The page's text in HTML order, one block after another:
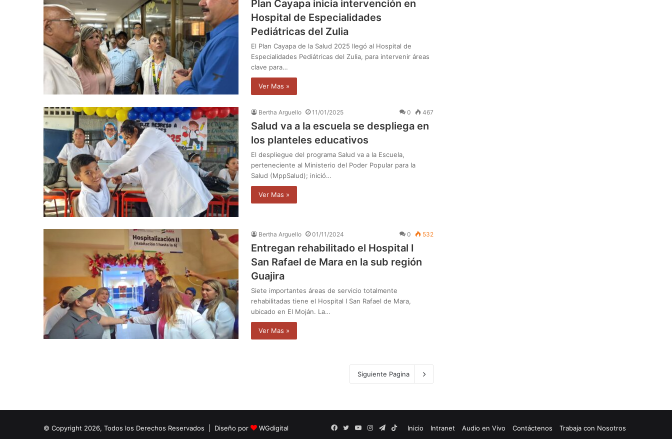
Plan Cayapa inicia intervención en
Hospital de Especialidades
Pediátricas del Zulia
El Plan Cayapa de la Salud 2025 llegó al Hospital de
Especialidades Pediátricas del Zulia, para intervenir áreas
clave para…
Ver Mas »
Bertha Arguello 11/01/2025 0 467
Salud va a la escuela se despliega en
los planteles educativos
El despliegue del programa Salud va a la Escuela,
perteneciente al Ministerio del Poder Popular para la
Salud (MppSalud); inició…
Ver Mas »
Bertha Arguello 01/11/2024 0 532
Entregan rehabilitado el Hospital I
San Rafael de Mara en la sub región
Guajira
Siete importantes áreas de servicio totalmente
rehabilitadas tiene el Hospital I San Rafael de Mara,
ubicado en El Moján. La…
Ver Mas »
Siguiente Pagina
© Copyright 2026, Todos los Derechos Reservados | Diseño por WGdigital Inicio Intranet Audio en Vivo Contáctenos Trabaja con Nosotros
Facebook
TwitterYouTubeInstagramTelegram
TikTok